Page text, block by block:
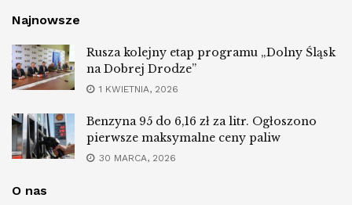
Najnowsze
Rusza kolejny etap programu „Dolny Śląsk
na Dobrej Drodze”
1 KWIETNIA, 2026
Benzyna 95 do 6,16 zł za litr. Ogłoszono
pierwsze maksymalne ceny paliw
30 MARCA, 2026
O nas